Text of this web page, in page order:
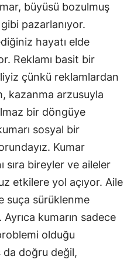
büyüsü bozulmuş
pazarlanıyor.
hayatı elde
Reklamı basit bir
çünkü reklamlardan
kazanma arzusuyla
bir döngüye
sosyal bir
Kumar
sıra bireyler ve aileler
etkilere yol açıyor. Aile
suça sürüklenme
kumarın sadece
olduğu
da doğru değil,